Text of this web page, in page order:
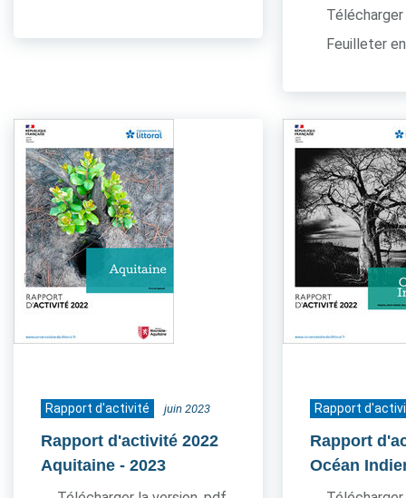
Feuilleter
Rapport d'activité juin 2023
Rapport d'activité 2022
Aquitaine - 2023
Rapport
Rapport
Océan